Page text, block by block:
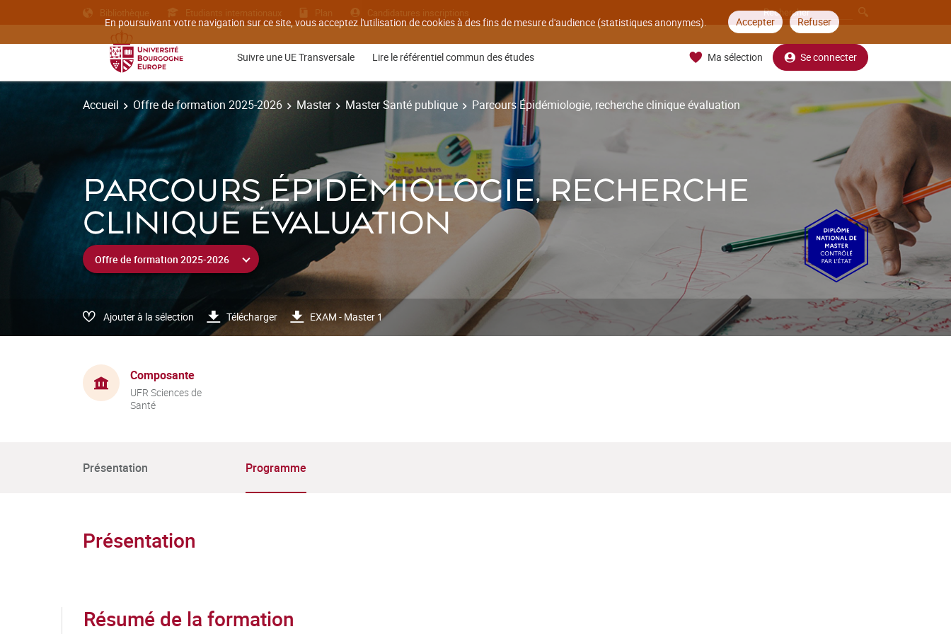
En poursuivant votre navigation sur ce site, vous acceptez l'utilisation de cookies à des fins de mesure d'audience (statistiques anonymes). Accepter Refuser
Bibliothèque Etudiants internationaux Plan Candidatures inscriptions
Suivre une UE Transversale Lire le référentiel commun des études Ma sélection Se connecter
Accueil Offre de formation 2025-2026 Master Master Santé publique Parcours Épidémiologie, recherche clinique évaluation
PARCOURS ÉPIDÉMIOLOGIE, RECHERCHE
CLINIQUE ÉVALUATION
Ajouter à la sélection Télécharger EXAM - Master 1
Composante
UFR Sciences de
Santé
Présentation Programme
Présentation
Résumé de la formation